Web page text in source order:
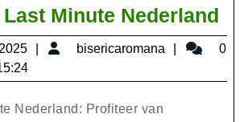
Minute Nederland
15
2025
bisericaromana
0
Nederland: Profiteer van